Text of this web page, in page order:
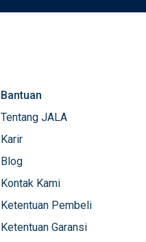
Bantuan
Tentang JALA
Karir
Blog
Kontak Kami
Ketentuan Pembeli
Ketentuan Garansi